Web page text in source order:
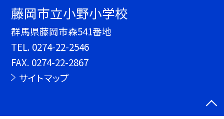
藤岡市立小野小学校
群馬県藤岡市森541番地
TEL. 0274-22-2546
FAX. 0274-22-2867
サイトマップ